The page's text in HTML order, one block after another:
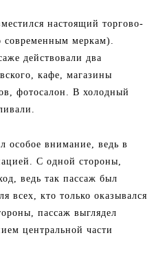
настоящий торгово-
современным меркам).
действовали два
кафе, магазины
фотосалон. В холодный
особое внимание, ведь в
С одной стороны,
ведь так пассаж был
всех, кто только оказывался
пассаж выглядел
центральной части